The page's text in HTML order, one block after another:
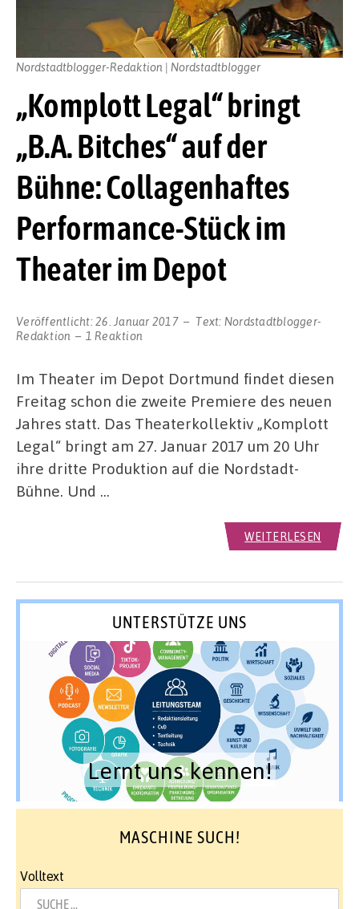
„Komplott Legal“ bringt
„B.A. Bitches“ auf der
Bühne: Collagenhaftes
Performance-Stück im
Theater im Depot
Veröffentlicht:26. Januar 2017 Text: Nordstadtblogger-
Redaktion
1 Reaktion
Nordstadtblogger-Redaktion | Nordstadtblogger
Im Theater im Depot Dortmund findet diesen
Freitag schon die zweite Premiere des neuen
Jahres statt. Das Theaterkollektiv „Komplott
Legal“ bringt am 27. Januar 2017 um 20 Uhr
ihre dritte Produktion auf die Nordstadt-
Bühne. Und …
WEITERLESEN
UNTERSTÜTZE UNS
Lernt uns kennen!
MASCHINE SUCH!
Volltext